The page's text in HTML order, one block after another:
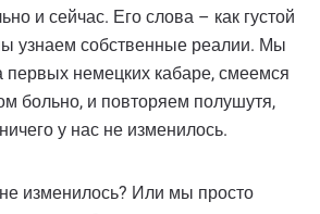
и сейчас. Его слова – как густой
узнаем собственные реалии. Мы
первых немецких кабаре, смеемся
больно, и повторяем полушутя,
у нас не изменилось.
изменилось? Или мы просто